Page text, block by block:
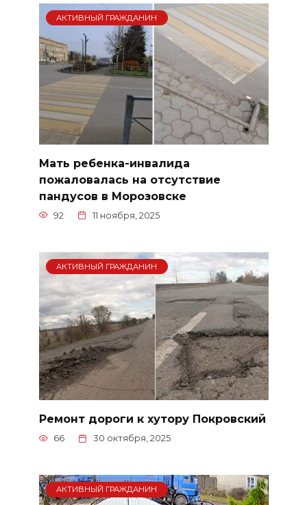
АКТИВНЫЙ ГРАЖДАНИН
Мать ребенка-инвалида
пожаловалась на отсутствие
пандусов в Морозовске
92 11 ноября, 2025
АКТИВНЫЙ ГРАЖДАНИН
Ремонт дороги к хутору Покровский
66 30 октября, 2025
АКТИВНЫЙ ГРАЖДАНИН